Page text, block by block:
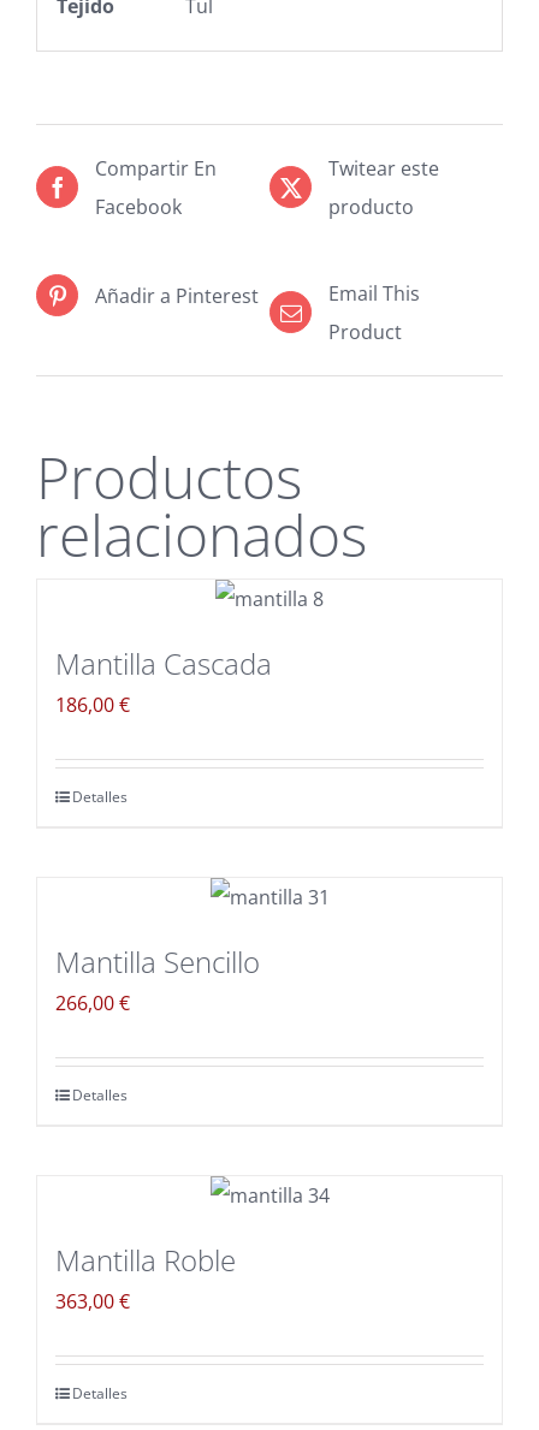
Tejido
Tul
Compartir En
Facebook
Twitear este
producto
Añadir a Pinterest
Email This
Product
Productos
relacionados
Mantilla Cascada
186,00€
Detalles
Mantilla Sencillo
266,00€
Detalles
Mantilla Roble
363,00€
Detalles